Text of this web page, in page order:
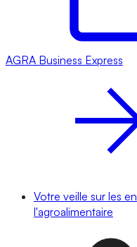
AGRA Business Express
Votre veille sur les
l'agroalimentaire